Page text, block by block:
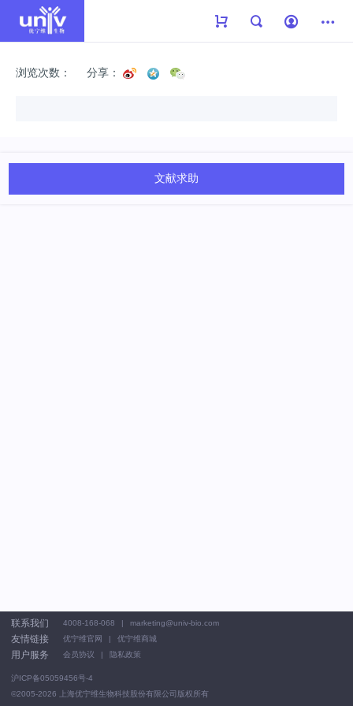
浏览次数： 分享：
文献求助
联系我们 4008-168-068 marketing@univ-bio.com
友情链接 优宁维官网 优宁维商城
用户服务 会员协议 隐私政策
沪ICP备05059456号-4
©2005-2026 上海优宁维生物科技股份有限公司版权所有